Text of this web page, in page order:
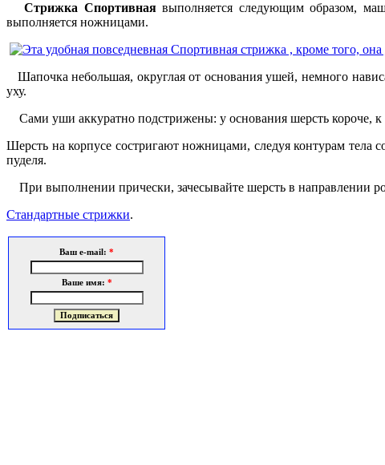
Стрижка Спортивнаявыполняется следующим образом,
выполняется ножницами.
Шапочка небольшая, округлая от основания ушей, немного
уху.
Сами уши аккуратно подстрижены: у основания шерсть короче, к
Шерсть на корпусе состригают ножницами, следуя контурам тела
пуделя.
При выполнении прически, зачесывайте шерсть в направлении
Стандартные стрижки.
Ваш e-mail: *
Ваше имя: *